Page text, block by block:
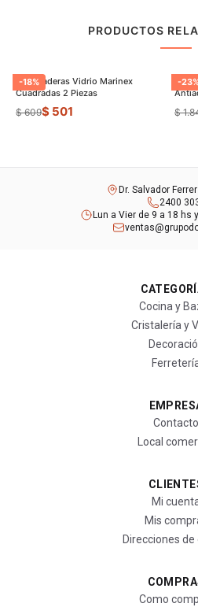
PRODUCTOS
-18%
Set Asaderas Vidrio Marinex
Cuadradas 2 Piezas
$ 609$ 501
-23
$
Dr. Salvador
2400
Lun a Vier de 9 a 18 hs
Cocina y
Cristalería y
Contacto
Local
Mi
Mis
Direcciones de
Como